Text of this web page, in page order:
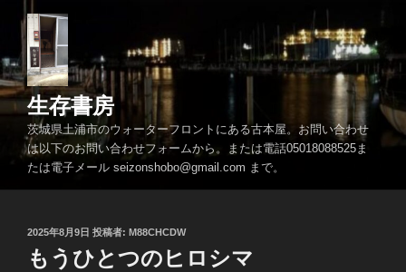
ン
ツ
生存書房
茨城県土浦市のウォーターフロントにある古本屋。お問い合わせ
は以下のお問い合わせフォームから。または電話05018088525ま
たは電子メール seizonshobo@gmail.com まで。
投
稿
日:
2025年8月9日 投稿者: M88CHCDW
もうひとつのヒロシマ